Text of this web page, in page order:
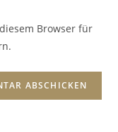
Browser für